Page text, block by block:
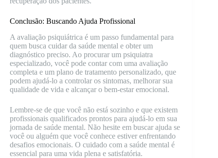
Conclusão: Buscando Ajuda Profissional
A avaliação psiquiátrica é um passo fundamental para
quem busca cuidar da saúde mental e obter um
diagnóstico preciso. Ao procurar um psiquiatra
especializado, você pode contar com uma avaliação
completa e um plano de tratamento personalizado, que
podem ajudá-lo a controlar os sintomas, melhorar sua
qualidade de vida e alcançar o bem-estar emocional.
Lembre-se de que você não está sozinho e que existem
profissionais qualificados prontos para ajudá-lo em sua
jornada de saúde mental. Não hesite em buscar ajuda se
você ou alguém que você conhece estiver enfrentando
desafios emocionais. O cuidado com a saúde mental é
essencial para uma vida plena e satisfatória.